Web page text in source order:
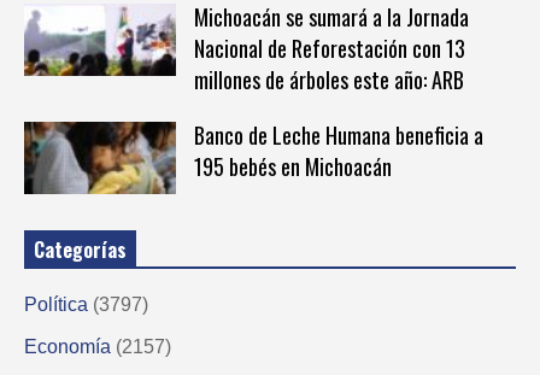
Michoacán se sumará a la Jornada
Nacional de Reforestación con 13
millones de árboles este año: ARB
Banco de Leche Humana beneficia a
195 bebés en Michoacán
Categorías
Política (3797)
Economía (2157)